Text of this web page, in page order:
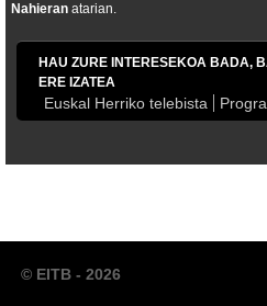
Nahieran atarian.
HAU ZURE INTERESEKOA BADA,
ERE IZATEA
Euskal Herriko telebista
© EITB - 2026